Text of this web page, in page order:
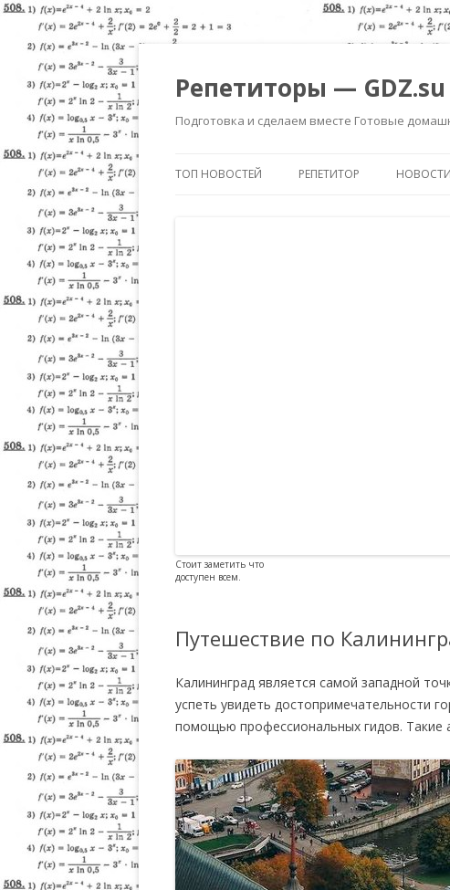
Репетиторы — GDZ.su
Подготовка и сделаем вместе Готовые
ТОП НОВОСТЕЙ РЕПЕТИТОР НОВОСТИ
Стоит заметить что
доступен всем.
Путешествие по
Калининград является самой западной
успеть увидеть достопримечательности
помощью профессиональных гидов. Такие